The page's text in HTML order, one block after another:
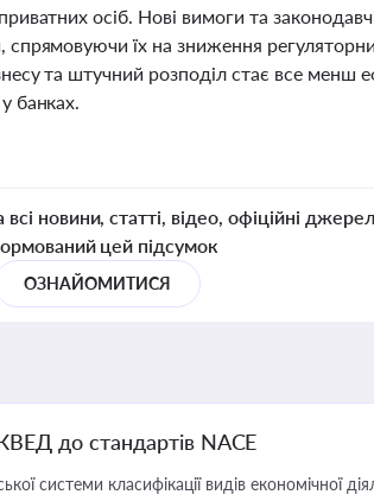
осіб. Нові вимоги та
їх на зниження
та штучний розподіл стає все менш
банках.
новини, статті, відео, офіційні
цей підсумок
ОЗНАЙОМИТИСЯ
до стандартів NACE
системи класифікації видів економічної